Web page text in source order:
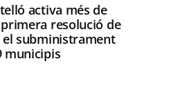
activa més de
resolució de
el subministrament
municipis